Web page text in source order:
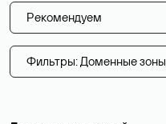
Рекомендуем
Фильтры: Доменные зоны